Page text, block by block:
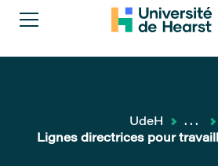
UdeH
...
Lignes directrices pour